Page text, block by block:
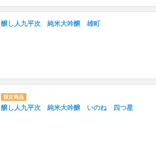
醸し人九平次 純米大吟醸 雄町
醸し人九平次 純米大吟醸 いのね 四つ星